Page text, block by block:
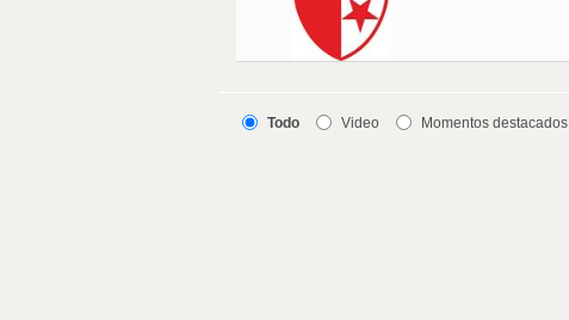
Todo Video Momentos destacados